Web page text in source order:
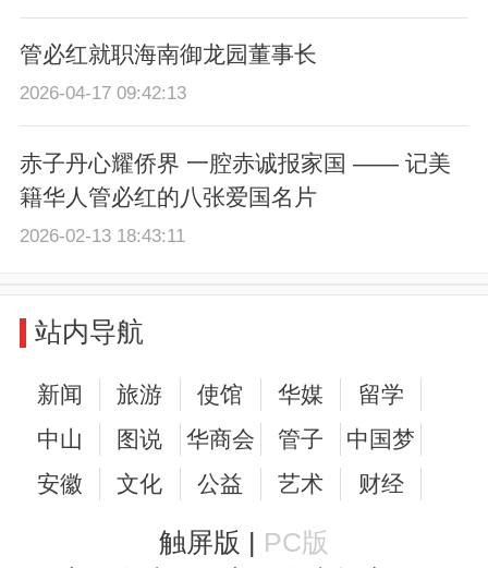
管必红就职海南御龙园董事长
2026-04-17 09:42:13
赤子丹心耀侨界 一腔赤诚报家国 —— 记美
籍华人管必红的八张爱国名片
2026-02-13 18:43:11
站内导航
新闻 旅游 使馆 华媒
留学
中山
图说 华商会 管子
中国梦
安徽
文化 公益 艺术 财经
触屏版 | PC版